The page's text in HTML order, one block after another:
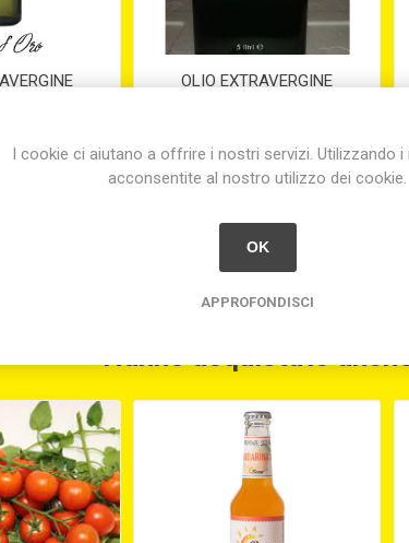
CL. 50
OLIO EXTRAVERGINE
€99,80
I cookie ci aiutano a offrire i nostri servizi. Utilizzando i
acconsentite al nostro utilizzo dei cookie.
OK
APPROFONDISCI